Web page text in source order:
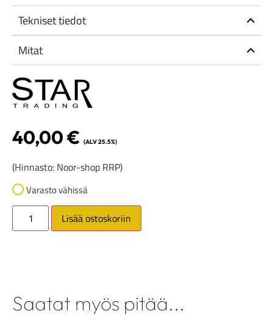
Tekniset tiedot
Mitat
40,00€ (ALV 25.5%)
(Hinnasto: Noor-shop RRP)
Varasto vähissä
Lisää ostoskoriin
Saatat myös pitää...